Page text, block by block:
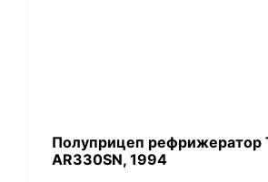
Полуприцеп рефрижератор
AR330SN, 1994